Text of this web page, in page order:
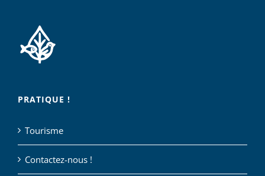
PRATIQUE !
Tourisme
Contactez-nous !